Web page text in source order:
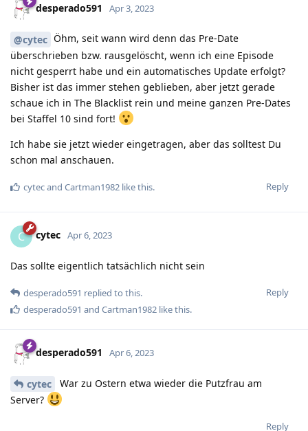
desperado591 Apr 3, 2023
@cytec Öhm, seit wann wird denn das Pre-Date
überschrieben bzw. rausgelöscht, wenn ich eine Episode
nicht gesperrt habe und ein automatisches Update erfolgt?
Bisher ist das immer stehen geblieben, aber jetzt gerade
schaue ich in The Blacklist rein und meine ganzen Pre-Dates
bei Staffel 10 sind fort!
Ich habe sie jetzt wieder eingetragen, aber das solltest Du
schon mal anschauen.
Reply
cytecand Cartman1982 like this.
C cytec Apr 6, 2023
Das sollte eigentlich tatsächlich nicht sein
Reply
desperado591 replied to this.
desperado591 and Cartman1982 like this.
desperado591 Apr 6, 2023
cytec
War zu Ostern etwa wieder die Putzfrau am
Server?
Reply